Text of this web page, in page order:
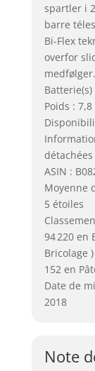
spartler i
barre
Bi-Flex
overfor
medfølger.
Poids :
détachées
ASIN :
Moyenne
5 étoiles
94 220 en
Bricolage )
152 en
Date de
2018
Note